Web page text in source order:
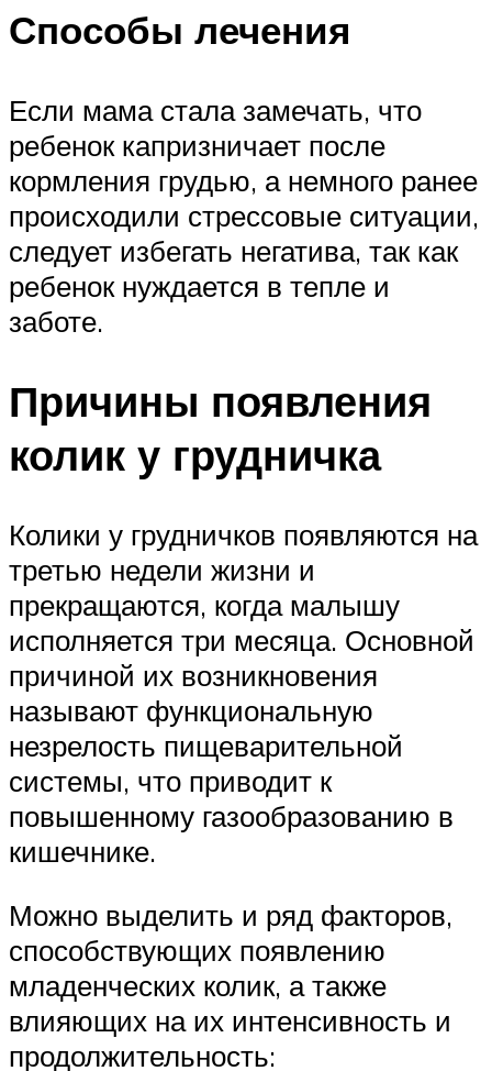
Способы лечения
Если мама стала замечать, что
ребенок капризничает после
кормления грудью, а немного ранее
происходили стрессовые ситуации,
следует избегать негатива, так как
ребенок нуждается в тепле и
заботе.
Причины появления
колик у грудничка
Колики у грудничков появляются на
третью недели жизни и
прекращаются, когда малышу
исполняется три месяца. Основной
причиной их возникновения
называют функциональную
незрелость пищеварительной
системы, что приводит к
повышенному газообразованию в
кишечнике.
Можно выделить и ряд факторов,
способствующих появлению
младенческих колик, а также
влияющих на их интенсивность и
продолжительность: